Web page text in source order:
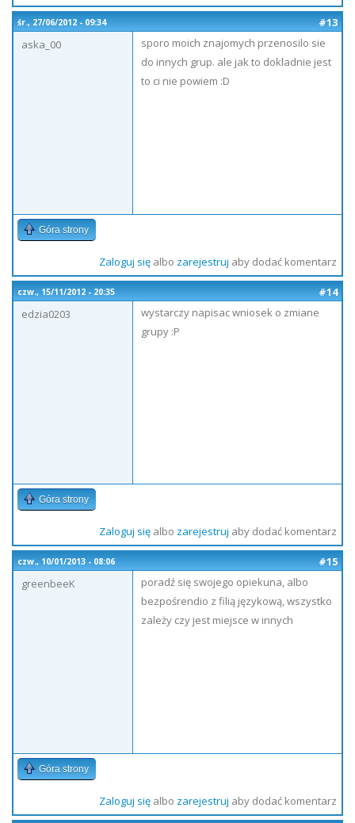
śr., 27/06/2012 - 09:34
#13
aska_00
sporo moich znajomych przenosilo sie
do innych grup. ale jak to dokladnie jest
to ci nie powiem :D
Góra strony
Zaloguj sięalbo zarejestruj aby dodać komentarz
czw., 15/11/2012 - 20:35
#14
edzia0203
wystarczy napisac wniosek o zmiane
grupy :P
Góra strony
Zaloguj sięalbo zarejestruj aby dodać komentarz
czw., 10/01/2013 - 08:06
#15
greenbeeK
poradź się swojego opiekuna, albo
bezpośrendio z filią językową, wszystko
zależy czy jest miejsce w innych
Góra strony
Zaloguj sięalbo zarejestruj aby dodać komentarz